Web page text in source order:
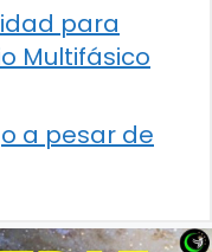
para
Multifásico
a pesar de